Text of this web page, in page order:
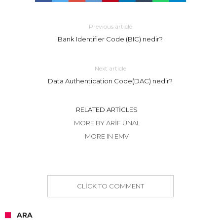
Previous article
Bank Identifier Code (BIC) nedir?
Next article
Data Authentication Code(DAC) nedir?
RELATED ARTICLES
MORE BY ARIF ÜNAL
MORE IN EMV
CLICK TO COMMENT
ARA